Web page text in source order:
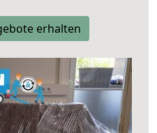
erhalten